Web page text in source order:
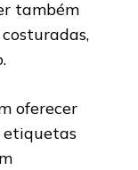
também
oferecer
etiquetas